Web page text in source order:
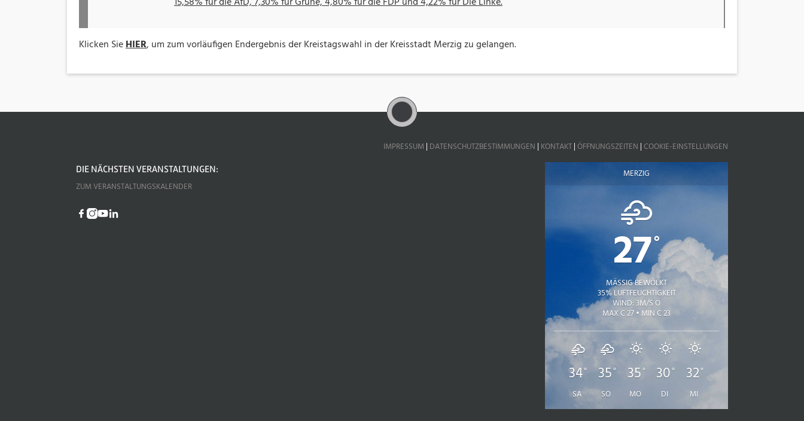
Klicken SieHIER, um zum vorläufigen Endergebnis der Kreistagswahl in der Kreisstadt Merzig zu gelangen.
IMPRESSUM | DATENSCHUTZBESTIMMUNGEN | KONTAKT|ÖFFNUNGSZEITEN |COOKIE-EINSTELLUNGEN
DIE NÄCHSTEN VERANSTALTUNGEN:
ZUM VERANSTALTUNGSKALENDER
MERZIG
27°
MÄSSIG BEWÖLKT
35% LUFTFEUCHTIGKEIT
WIND: 3M/S O
MAX C 27 • MIN C 23
34°
SA
35°
SO
35°
MO
30°
DI
32°
MI